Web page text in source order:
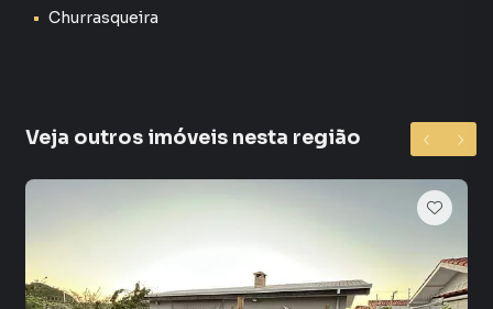
da Serra mesmo não estando na cidade e com a
Negócios Imobiliários é uma imobiliária digital com
imóveis em diversas cidades do Brasil, incluindo Araçoiaba
Na Plus Negócios Imobiliários você consegue vender ou
Churrasqueira
Veja outros imóveis nesta região